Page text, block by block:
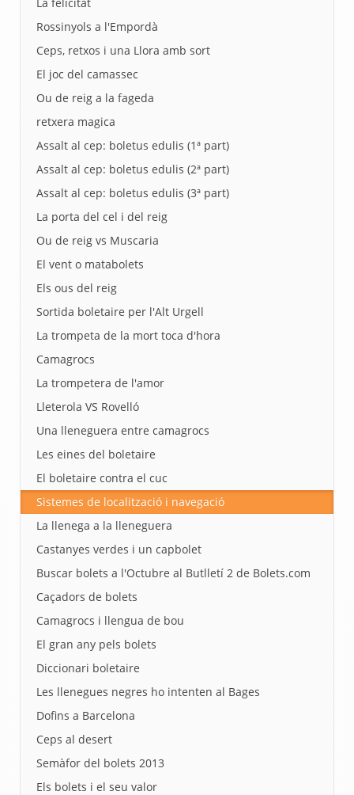
Rossinyols a l'Empordà
Ceps, retxos i una Llora amb sort
El joc del camassec
Ou de reig a la fageda
retxera magica
Assalt al cep: boletus edulis (1ª part)
Assalt al cep: boletus edulis (2ª part)
Assalt al cep: boletus edulis (3ª part)
La porta del cel i del reig
Ou de reig vs Muscaria
El vent o matabolets
Els ous del reig
Sortida boletaire per l'Alt Urgell
La trompeta de la mort toca d'hora
Camagrocs
La trompetera de l'amor
Lleterola VS Rovelló
Una lleneguera entre camagrocs
Les eines del boletaire
El boletaire contra el cuc
Sistemes de localització i navegació
La llenega a la lleneguera
Castanyes verdes i un capbolet
Buscar bolets a l'Octubre al Butlletí 2 de Bolets.com
Caçadors de bolets
Camagrocs i llengua de bou
El gran any pels bolets
Diccionari boletaire
Les llenegues negres ho intenten al Bages
Dofins a Barcelona
Ceps al desert
Semàfor del bolets 2013
Els bolets i el seu valor